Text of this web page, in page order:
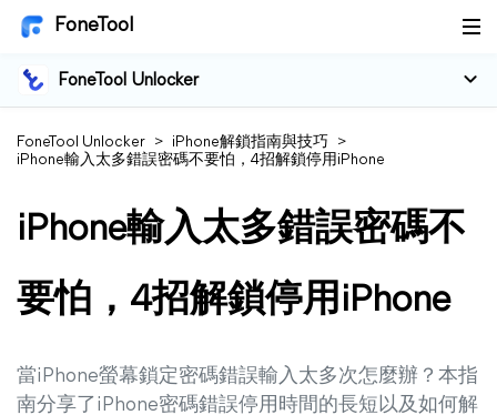
FoneTool
FoneTool Unlocker
FoneTool Unlocker > iPhone解鎖指南與技巧
>
iPhone輸入太多錯誤密碼不要怕，4招解鎖停用iPhone
iPhone輸入太多錯誤密碼不
要怕，4招解鎖停用iPhone
當iPhone螢幕鎖定密碼錯誤輸入太多次怎麼辦？本指
南分享了iPhone密碼錯誤停用時間的長短以及如何解